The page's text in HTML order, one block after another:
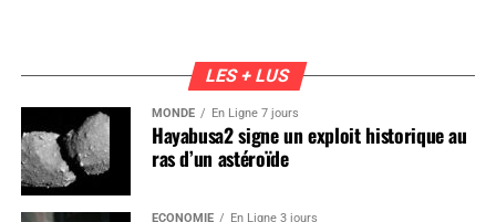
LES + LUS
MONDE En Ligne 7 jours
Hayabusa2 signe un exploit historique au
ras d’un astéroïde
ÉCONOMIE En Ligne 3 jours